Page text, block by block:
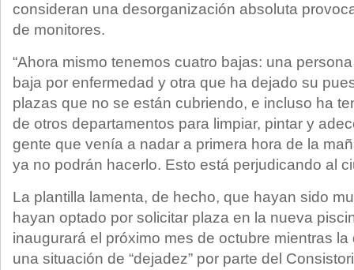
consideran una desorganización absoluta
de monitores.
“Ahora mismo tenemos cuatro bajas: una
baja por enfermedad y otra que ha dejado su
plazas que no se están cubriendo, e incluso ha
de otros departamentos para limpiar, pintar y
gente que venía a nadar a primera hora de la
ya no podrán hacerlo. Esto está perjudicando al
La plantilla lamenta, de hecho, que hayan sido
hayan optado por solicitar plaza en la nueva
inaugurará el próximo mes de octubre mientras
una situación de “dejadez” por parte del